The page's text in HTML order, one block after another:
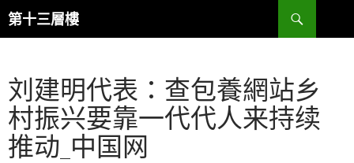
跳
至
內
容
第十三層樓
搜
尋
刘建明代表：查包養網站乡
村振兴要靠一代代人来持续
推动_中国网